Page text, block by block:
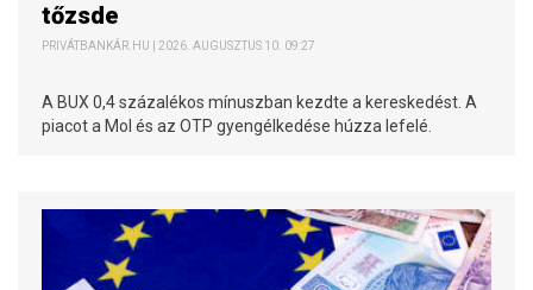
tőzsde
PRIVÁTBANKÁR.HU | 2026. AUGUSZTUS 10. 09:27
A BUX 0,4 százalékos mínuszban kezdte a kereskedést. A
piacot a Mol és az OTP gyengélkedése húzza lefelé.